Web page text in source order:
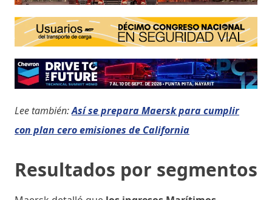
Lee también:Así se prepara Maersk para cumplir
con plan cero emisiones de California
Resultados por segmentos